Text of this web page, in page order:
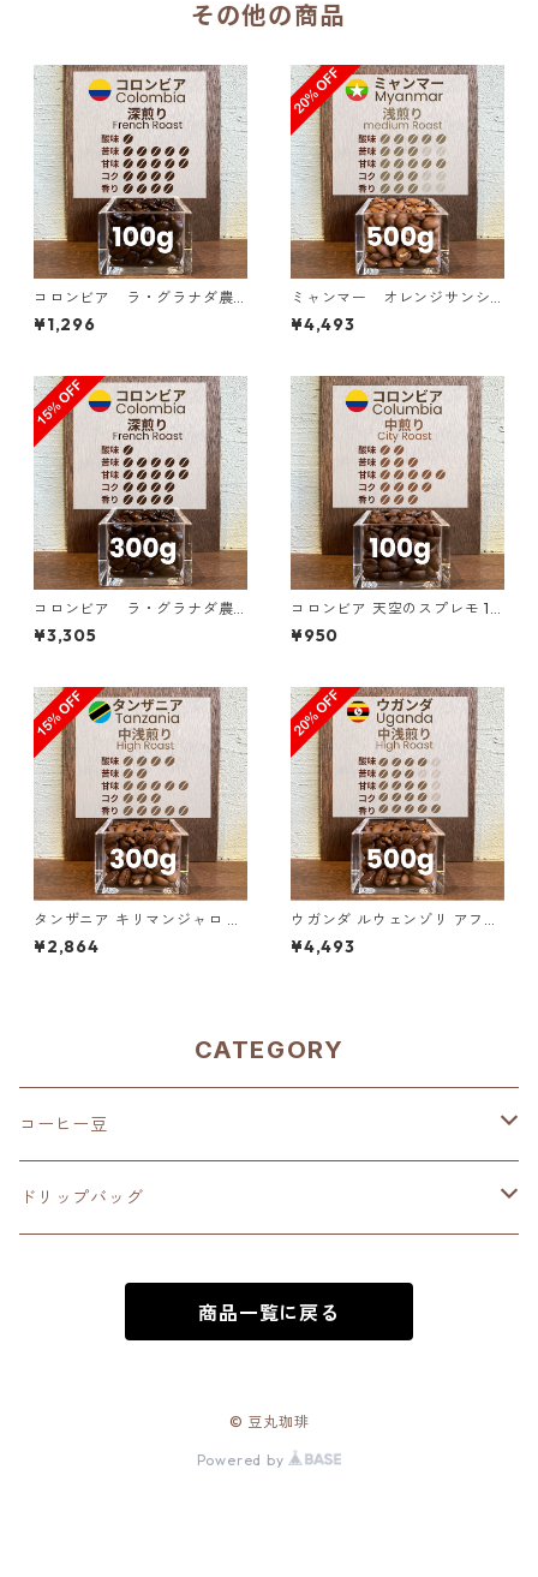
その他の商品
コロンビア ラ・グラナダ農
園 ピンクブルボン ダークベリ
ー 100g
¥1,296
ミャンマー オレンジサンシ
ャイン G１ ウォッシュド・ア
ナエロビック 500g（100g単
¥4,493
コロンビア ラ・グラナダ農
園 ピンクブルボン ダークベリ
ー 300g（100g単価の15%OF
¥3,305
コロンビア 天空のスプレモ 10
0g
¥950
タンザニア キリマンジャロ KI
BO AA ノーザン・モシ 300g
（100g単価の15%OFF）
¥2,864
ウガンダ ルウェンゾリ アフリ
カン・ムーン “ドンキー” ナチ
ュラル 500g（100g単価の2
¥4,493
CATEGORY
コーヒー豆
深煎り（French Roast）
中煎り（City Roast）
ドリップバッグ
中深煎り（Full City Roast）
商品一覧に戻る
© 豆丸珈琲
Powered by